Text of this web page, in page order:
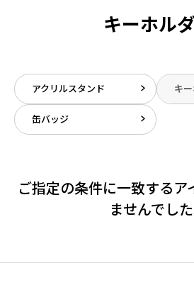
キーホル
アクリルスタンド キ
缶バッジ
ご指定の条件に一致するア
ませんでした